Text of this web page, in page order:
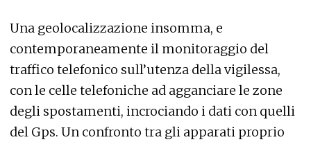
Una geolocalizzazione insomma, e
contemporaneamente il monitoraggio del
traffico telefonico sull’utenza della vigilessa,
con le celle telefoniche ad agganciare le zone
degli spostamenti, incrociando i dati con quelli
del Gps. Un confronto tra gli apparati proprio